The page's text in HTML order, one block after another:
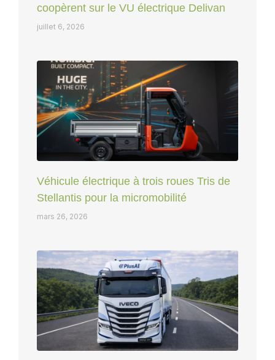
coopèrent sur le VU électrique Delivan
juillet 6, 2026
Véhicule électrique à trois roues Tris de
Stellantis pour la micromobilité
mars 26, 2026